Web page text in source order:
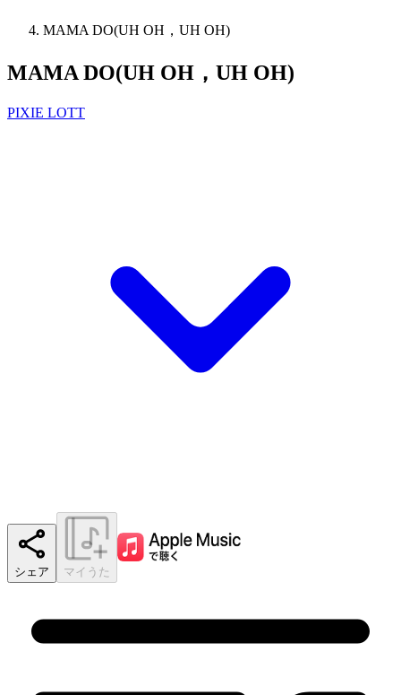
MAMA DO(UH OH，UH OH)
MAMA DO(UH OH，UH OH)
PIXIE LOTT
シェア マイうた